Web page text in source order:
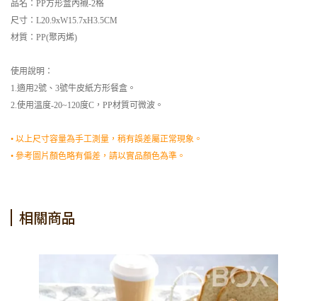
品名：PP方形盒內襯-2格
尺寸：L20.9xW15.7xH3.5CM
材質：PP(聚丙烯)
使用說明：
1.適用2號、3號牛皮紙方形餐盒。
2.使用溫度-20~120度C，PP材質可微波。
• 以上尺寸容量為手工測量，稍有誤差屬正常現象。
• 參考圖片顏色略有偏差，請以實品顏色為準。
相關商品